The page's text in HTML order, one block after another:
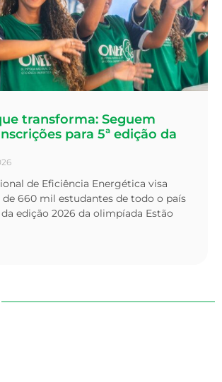
transforma: Seguem
para 5ª edição da
de Eficiência Energética visa
660 mil estudantes de todo o país
edição 2026 da olimpíada Estão